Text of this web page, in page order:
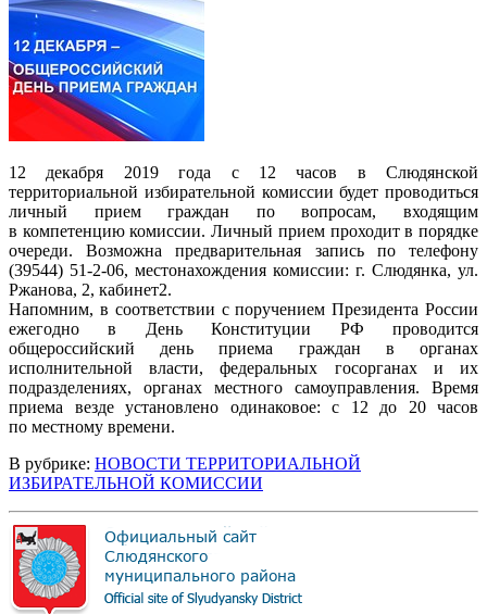
12 декабря 2019 года с 12 часов в Слюдянской
территориальной избирательной комиссии будет проводиться
личный прием граждан по вопросам, входящим
в компетенцию комиссии. Личный прием проходит в порядке
очереди. Возможна предварительная запись по телефону
(39544) 51-2-06, местонахождения комиссии: г. Слюдянка, ул.
Ржанова, 2, кабинет2.
Напомним, в соответствии с поручением Президента России
ежегодно в День Конституции РФ проводится
общероссийский день приема граждан в органах
исполнительной власти, федеральных госорганах и их
подразделениях, органах местного самоуправления. Время
приема везде установлено одинаковое: с 12 до 20 часов
по местному времени.
В рубрике: НОВОСТИ ТЕРРИТОРИАЛЬНОЙ
ИЗБИРАТЕЛЬНОЙ КОМИССИИ